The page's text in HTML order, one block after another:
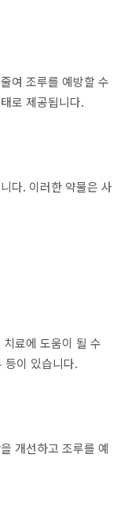
여 조루를 예방할 수
로 제공됩니다.
다. 이러한 약물은 사
료에 도움이 될 수
등이 있습니다.
개선하고 조루를 예